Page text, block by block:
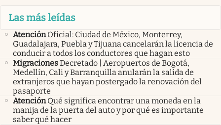
Las más leídas
Atención Oficial: Ciudad de México, Monterrey,
Guadalajara, Puebla y Tijuana cancelarán la licencia de
conducir a todos los conductores que hagan esto
MigracionesDecretado | Aeropuertos de Bogotá,
Medellín, Cali y Barranquilla anularán la salida de
extranjeros que hayan postergado la renovación del
pasaporte
Atención Qué significa encontrar una moneda en la
manija de la puerta del auto y por qué es importante
saber qué hacer